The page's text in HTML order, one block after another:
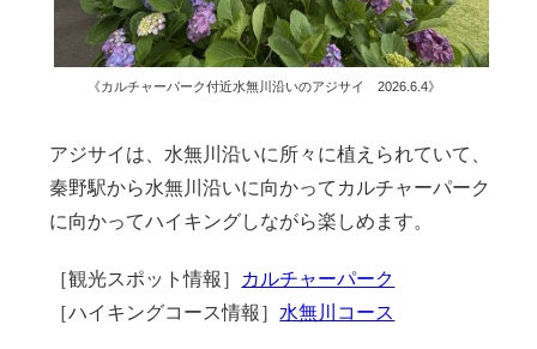
《カルチャーパーク付近水無川沿いのアジサイ 2026.6.4》
アジサイは、水無川沿いに所々に植えられていて、
秦野駅から水無川沿いに向かってカルチャーパーク
に向かってハイキングしながら楽しめます。
［観光スポット情報］ カルチャーパーク
［ハイキングコース情報］ 水無川コース